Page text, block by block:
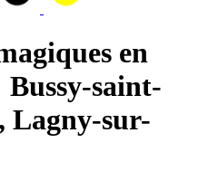
en
saint-
Lagny-sur-